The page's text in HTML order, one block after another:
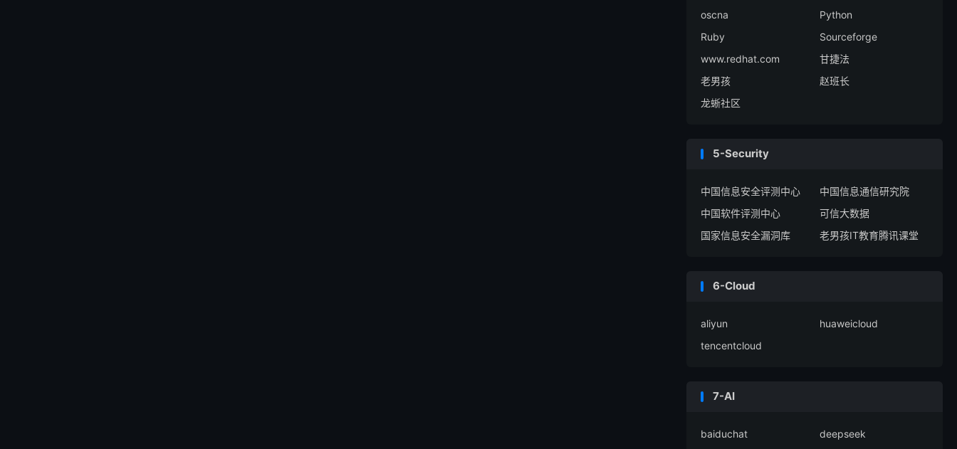
oscna
Python
Ruby
Sourceforge
www.redhat.com
甘捷法
老男孩
赵班长
龙蜥社区
5-Security
中国信息安全评测中心
中国信息通信研究院
中国软件评测中心
可信大数据
国家信息安全漏洞库
老男孩IT教育腾讯课堂
6-Cloud
aliyun
huaweicloud
tencentcloud
7-AI
baiduchat
deepseek